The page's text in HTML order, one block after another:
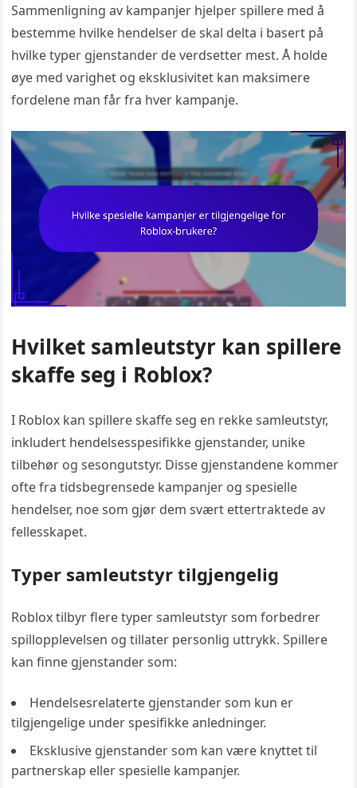
Sammenligning av kampanjer hjelper spillere med å
bestemme hvilke hendelser de skal delta i basert på
hvilke typer gjenstander de verdsetter mest. Å holde
øye med varighet og eksklusivitet kan maksimere
fordelene man får fra hver kampanje.
Hvilket samleutstyr kan spillere
skaffe seg i Roblox?
I Roblox kan spillere skaffe seg en rekke samleutstyr,
inkludert hendelsesspesifikke gjenstander, unike
tilbehør og sesongutstyr. Disse gjenstandene kommer
ofte fra tidsbegrensede kampanjer og spesielle
hendelser, noe som gjør dem svært ettertraktede av
fellesskapet.
Typer samleutstyr tilgjengelig
Roblox tilbyr flere typer samleutstyr som forbedrer
spillopplevelsen og tillater personlig uttrykk. Spillere
kan finne gjenstander som:
Hendelsesrelaterte gjenstander som kun er
tilgjengelige under spesifikke anledninger.
Eksklusive gjenstander som kan være knyttet til
partnerskap eller spesielle kampanjer.